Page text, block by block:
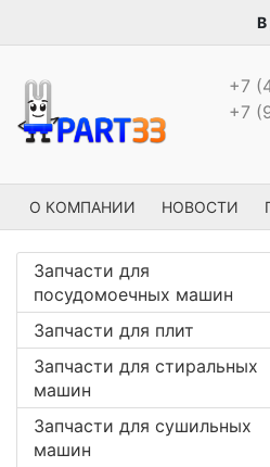
В
+7
+7
О КОМПАНИИ НОВОСТИ
Запчасти для
посудомоечных машин
Запчасти для плит
Запчасти для стиральных
машин
Запчасти для сушильных
машин